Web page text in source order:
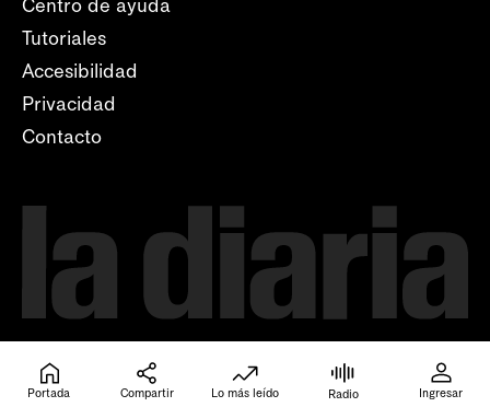
Centro de ayuda
Tutoriales
Accesibilidad
Privacidad
Contacto
Portada Compartir Lo más leído Radio Ingresar